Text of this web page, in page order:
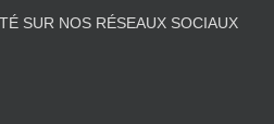
SUR NOS RÉSEAUX SOCIAUX